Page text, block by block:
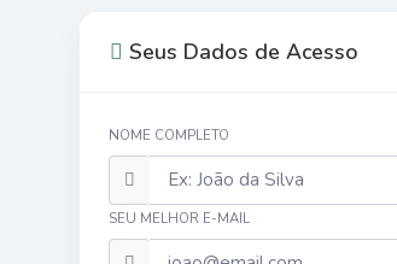
Seus Dados de Acesso
NOME COMPLETO
SEU MELHOR E-MAIL